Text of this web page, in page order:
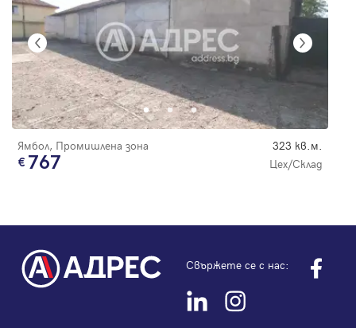
Ямбол, Промишлена зона 323 кв.м.
767 Цех/Склад
Свържете се с нас: